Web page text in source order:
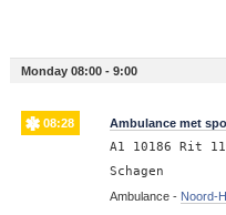
Monday 08:00 - 9:00
08:28 Ambulance met
A1 10186 Rit
Schagen
Ambulance - Noord-